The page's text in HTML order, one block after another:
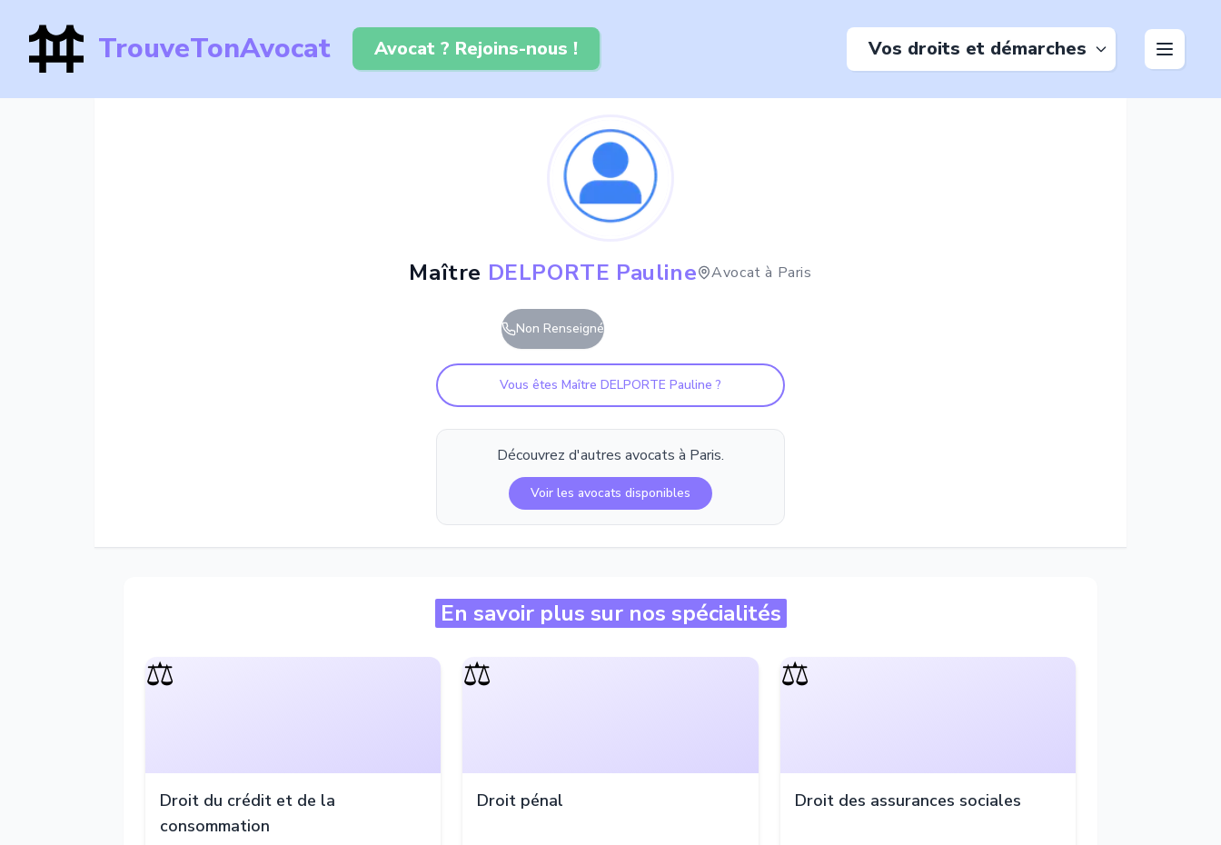
TrouveTonAvocat Avocat ? Rejoins-nous ! Vos droits et démarches
Maître DELPORTE Pauline Avocat à Paris
Non Renseigné
Vous êtes Maître DELPORTE Pauline ?
Découvrez d'autres avocats à Paris.
Voir les avocats disponibles
En savoir plus sur nos spécialités
⚖️
Droit du crédit et de la
consommation
⚖️
Droit pénal
⚖️
Droit des assurances sociales